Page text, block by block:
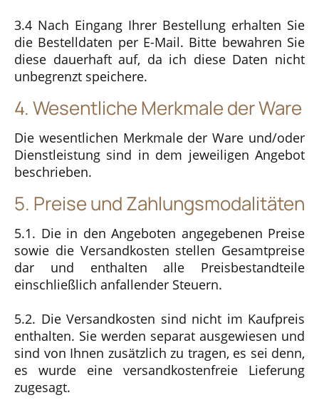
3.4 Nach Eingang Ihrer Bestellung erhalten Sie
die Bestelldaten per E-Mail. Bitte bewahren Sie
diese dauerhaft auf, da ich diese Daten nicht
unbegrenzt speichere.
4. Wesentliche Merkmale der Ware
Die wesentlichen Merkmale der Ware und/oder
Dienstleistung sind in dem jeweiligen Angebot
beschrieben.
5. Preise und Zahlungsmodalitäten
5.1. Die in den Angeboten angegebenen Preise
sowie die Versandkosten stellen Gesamtpreise
dar und enthalten alle Preisbestandteile
einschließlich anfallender Steuern.
5.2. Die Versandkosten sind nicht im Kaufpreis
enthalten. Sie werden separat ausgewiesen und
sind von Ihnen zusätzlich zu tragen, es sei denn,
es wurde eine versandkostenfreie Lieferung
zugesagt.